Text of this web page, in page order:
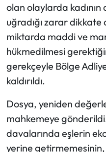
olan olaylarda kadının
uğradığı zarar dikkate
miktarda maddi ve
hükmedilmesi
gerekçeyle Bölge
kaldırıldı.
Dosya, yeniden
mahkemeye
davalarında eşlerin
yerine